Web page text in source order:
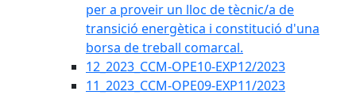
per a proveir un lloc de tècnic/a de
transició energètica i constitució d'una
borsa de treball comarcal.
12_2023_CCM-OPE10-EXP12/2023
11_2023_CCM-OPE09-EXP11/2023